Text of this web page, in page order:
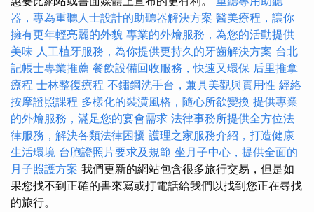
器，專為重聽人士設計的助聽器解決方案 醫美療程，讓你
擁有更年輕亮麗的外貌 專業的外燴服務，為您的活動提供
美味 人工植牙服務，為你提供更持久的牙齒解決方案 台北
記帳士專業推薦 餐飲設備回收服務，快速又環保 后里推拿
療程 士林整復療程 不鏽鋼洗手台，兼具美觀與實用性 經絡
按摩證照課程 多樣化的裝潢風格，隨心所欲變換 提供專業
的外燴服務，滿足您的宴會需求 法律事務所提供全方位法
律服務，解決各類法律困擾 護理之家服務介紹，打造健康
生活環境 台胞證照片要求及規範 坐月子中心，提供全面的
月子照護方案 我們更新的網站包含很多旅行交易，但是如
果您找不到正確的書來寫或打電話給我們以找到您正在尋找
的旅行。